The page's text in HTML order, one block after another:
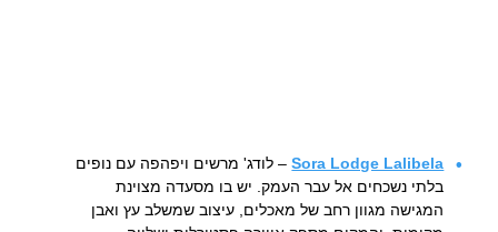
Sora Lodge Lalibela– לודג' מרשים ויפהפה עם נופים
בלתי נשכחים אל עבר העמק. יש בו מסעדה מצוינת
המגישה מגוון רחב של מאכלים, עיצוב שמשלב עץ ואבן